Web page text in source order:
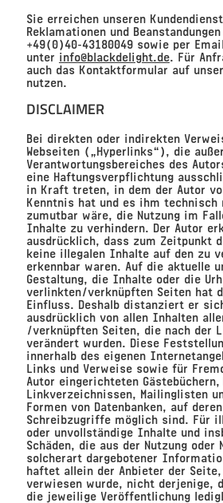
Sie erreichen unseren
Reklamationen und
+49(0)40-43180049 sowie per Email
unter info@blackdelight.de. Für
auch das Kontaktformular auf
nutzen.
DISCLAIMER
Bei direkten oder indirekten
Webseiten („Hyperlinks“), die
Verantwortungsbereiches des
eine Haftungsverpflichtung
in Kraft treten, in dem der Autor
Kenntnis hat und es ihm technisch
zumutbar wäre, die Nutzung im
Inhalte zu verhindern. Der Autor
ausdrücklich, dass zum Zeitpunkt
keine illegalen Inhalte auf den zu
erkennbar waren. Auf die aktuelle
Gestaltung, die Inhalte oder die
verlinkten/verknüpften Seiten hat
Einfluss. Deshalb distanziert er
ausdrücklich von allen Inhalten
/verknüpften Seiten, die nach der
verändert wurden. Diese
innerhalb des eigenen
Links und Verweise sowie für
Autor eingerichteten
Linkverzeichnissen, Mailinglisten
Formen von Datenbanken, auf
Schreibzugriffe möglich sind. Für
oder unvollständige Inhalte und
Schäden, die aus der Nutzung oder
solcherart dargebotener
haftet allein der Anbieter der
verwiesen wurde, nicht derjenige,
die jeweilige Veröffentlichung